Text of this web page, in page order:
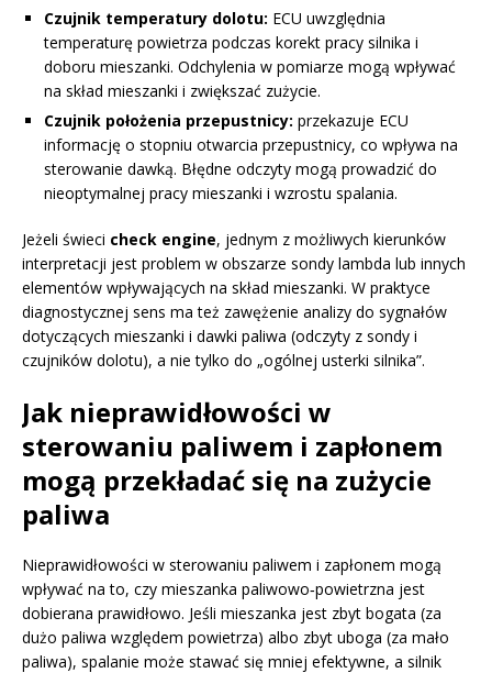
Czujnik temperatury dolotu: ECU uwzględnia
temperaturę powietrza podczas korekt pracy silnika i
doboru mieszanki. Odchylenia w pomiarze mogą wpływać
na skład mieszanki i zwiększać zużycie.
Czujnik położenia przepustnicy: przekazuje ECU
informację o stopniu otwarcia przepustnicy, co wpływa na
sterowanie dawką. Błędne odczyty mogą prowadzić do
nieoptymalnej pracy mieszanki i wzrostu spalania.
Jeżeli świeci check engine, jednym z możliwych kierunków
interpretacji jest problem w obszarze sondy lambda lub innych
elementów wpływających na skład mieszanki. W praktyce
diagnostycznej sens ma też zawężenie analizy do sygnałów
dotyczących mieszanki i dawki paliwa (odczyty z sondy i
czujników dolotu), a nie tylko do „ogólnej usterki silnika”.
Jak nieprawidłowości w
sterowaniu paliwem i zapłonem
mogą przekładać się na zużycie
paliwa
Nieprawidłowości w sterowaniu paliwem i zapłonem mogą
wpływać na to, czy mieszanka paliwowo‑powietrzna jest
dobierana prawidłowo. Jeśli mieszanka jest zbyt bogata (za
dużo paliwa względem powietrza) albo zbyt uboga (za mało
paliwa), spalanie może stawać się mniej efektywne, a silnik